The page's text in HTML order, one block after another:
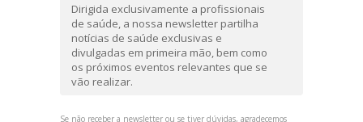
Dirigida exclusivamente a profissionais
de saúde, a nossa newsletter partilha
notícias de saúde exclusivas e
divulgadas em primeira mão, bem como
os próximos eventos relevantes que se
vão realizar.
Se não receber a newsletter ou se tiver dúvidas, agradecemos